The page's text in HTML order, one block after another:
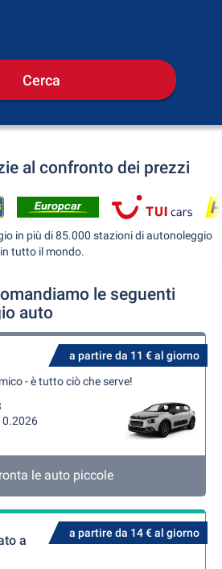
Cerca
al confronto dei prezzi
in più di 85.000 stazioni di autonoleggio
in tutto il mondo.
le seguenti
auto
a partire da 11 € al giorno
- è tutto ciò che serve!
le auto piccole
a partire da 14 € al giorno
a